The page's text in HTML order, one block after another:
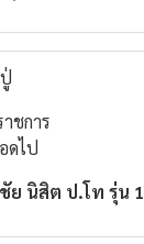
ชการ
ดไป
ย นิสิต ป.โท รุ่น